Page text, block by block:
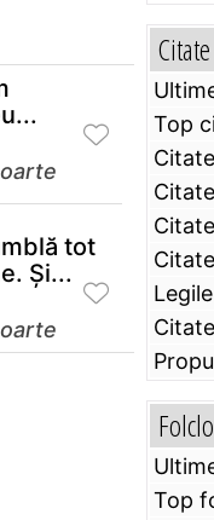
tot
Şi...
Top
Top